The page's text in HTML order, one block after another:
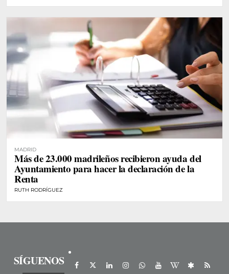
MADRID
Más de 23.000 madrileños recibieron ayuda del
Ayuntamiento para hacer la declaración de la
Renta
RUTH RODRÍGUEZ
SÍGUENOS